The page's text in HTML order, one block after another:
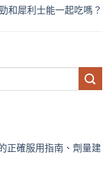
和犀利士能一起吃嗎？
正確服用指南、劑量建